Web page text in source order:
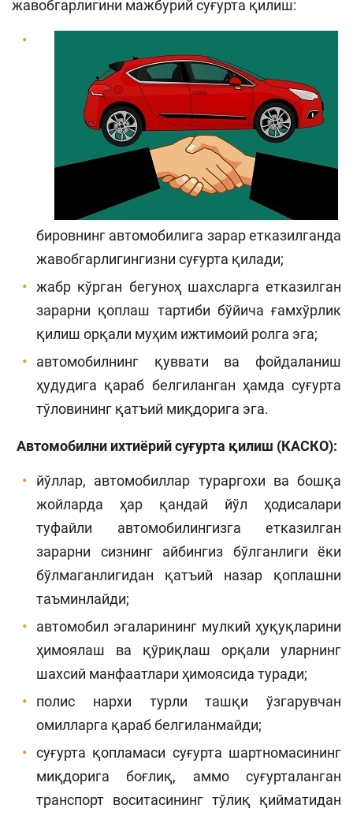
жавобгарлигини мажбурий суғурта қилиш:
бировнинг автомобилига зарар етказилганда
жавобгарлигингизни суғурта қилади;
жабр кўрган бегуноҳ шахсларга етказилган
зарарни қоплаш тартиби бўйича ғамхўрлик
қилиш орқали муҳим ижтимоий ролга эга;
автомобилнинг қуввати ва фойдаланиш
ҳудудига қараб белгиланган ҳамда суғурта
тўловининг қатъий миқдорига эга.
Автомобилни ихтиёрий суғурта қилиш (КАСКО):
йўллар, автомобиллар тураргохи ва бошқа
жойларда ҳар қандай йўл ҳодисалари
туфайли автомобилингизга етказилган
зарарни сизнинг айбингиз бўлганлиги ёки
бўлмаганлигидан қатъий назар қоплашни
таъминлайди;
автомобил эгаларининг мулкий ҳуқуқларини
ҳимоялаш ва қўриқлаш орқали уларнинг
шахсий манфаатлари ҳимоясида туради;
полис нархи турли ташқи ўзгарувчан
омилларга қараб белгиланмайди;
суғурта қопламаси суғурта шартномасининг
миқдорига боғлиқ, аммо суғурталанган
транспорт воситасининг тўлиқ қийматидан